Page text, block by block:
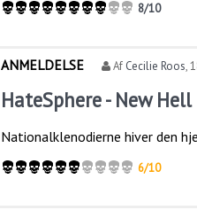
8/10
ANMELDELSE Af Cecilie Roos,
HateSphere - New Hell
Nationalklenodierne hiver den
6/10